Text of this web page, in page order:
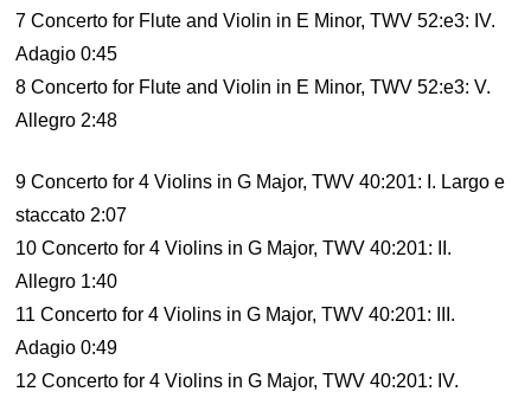
7 Concerto for Flute and Violin in E Minor, TWV 52:e3: IV.
Adagio 0:45
8 Concerto for Flute and Violin in E Minor, TWV 52:e3: V.
Allegro 2:48
9 Concerto for 4 Violins in G Major, TWV 40:201: I. Largo e
staccato 2:07
10 Concerto for 4 Violins in G Major, TWV 40:201: II.
Allegro 1:40
11 Concerto for 4 Violins in G Major, TWV 40:201: III.
Adagio 0:49
12 Concerto for 4 Violins in G Major, TWV 40:201: IV.